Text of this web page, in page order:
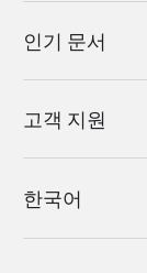
인기 문서
고객 지원
한국어